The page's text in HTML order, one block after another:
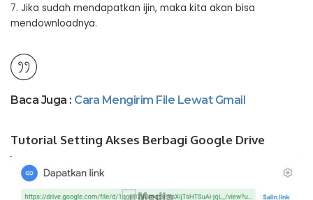
7. Jika sudah mendapatkan ijin, maka kita akan bisa
mendownloadnya.
Baca Juga : Cara Mengirim File Lewat Gmail
Tutorial Setting Akses Berbagi Google Drive